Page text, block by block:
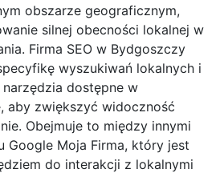
obszarze geograficznym,
silnej obecności lokalnej w
Firma SEO w Bydgoszczy
wyszukiwań lokalnych i
dostępne w
aby zwiększyć widoczność
Obejmuje to między innymi
Google Moja Firma, który jest
do interakcji z lokalnymi